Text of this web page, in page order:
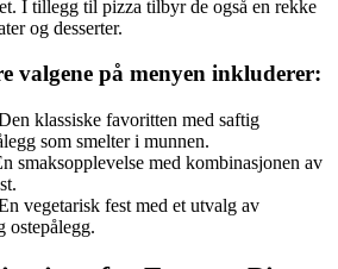
I tillegg til pizza tilbyr de også en rekke
og desserter.
valgene på menyen inkluderer:
klassiske favoritten med saftig
som smelter i munnen.
smaksopplevelse med kombinasjonen av
vegetarisk fest med et utvalg av
ostepålegg.